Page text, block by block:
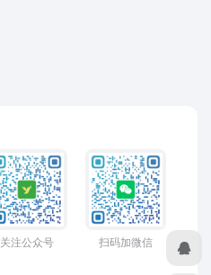
关注公众号 扫码加微信